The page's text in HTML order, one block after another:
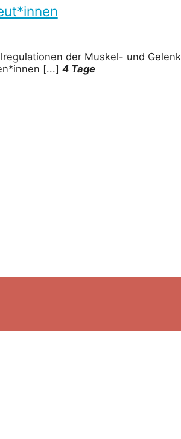
der Muskel- und
[...]4 Tage